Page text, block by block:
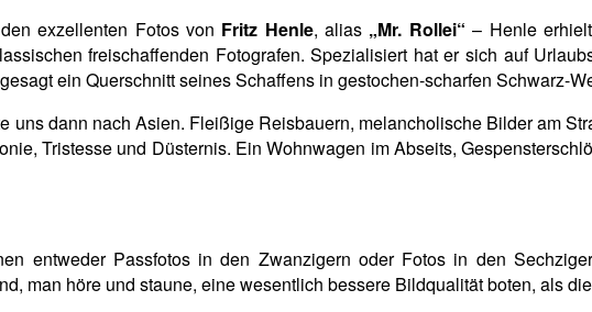
exzellenten Fotos von Fritz Henle, alias „Mr. Rollei“ – Henle
freischaffenden Fotografen. Spezialisiert hat er sich auf
ein Querschnitt seines Schaffens in gestochen-scharfen Schwarz-
uns dann nach Asien. Fleißige Reisbauern, melancholische Bilder am
Tristesse und Düsternis. Ein Wohnwagen im Abseits,
entweder Passfotos in den Zwanzigern oder Fotos in den
man höre und staune, eine wesentlich bessere Bildqualität boten, als